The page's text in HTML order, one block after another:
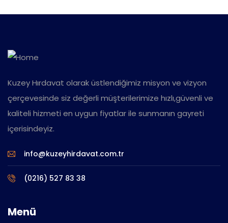
Kuzey Hırdavat olarak üstlendiğimiz misyon ve vizyon
çerçevesinde siz değerli müşterilerimize hızlı,güvenli ve
kaliteli hizmeti en uygun fiyatlar ile sunmanın gayreti
içerisindeyiz.
info@kuzeyhirdavat.com.tr
(0216) 527 83 38
Menü